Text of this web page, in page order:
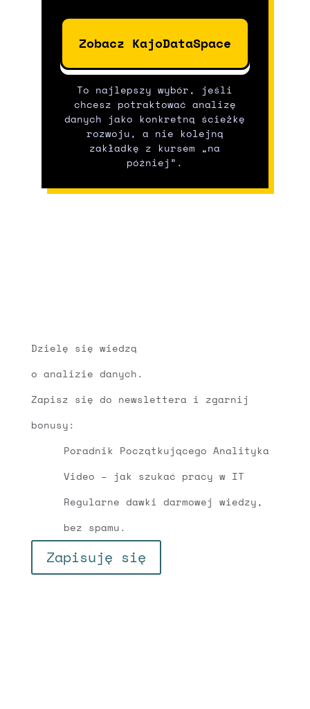
Zobacz KajoDataSpace
To najlepszy wybór, jeśli
chcesz potraktować analizę
danych jako konkretną ścieżkę
rozwoju, a nie kolejną
zakładkę z kursem „na
później”.
Dzielę się wiedzą
o analizie danych.
Zapisz się do newslettera i zgarnij
bonusy:
Poradnik Początkującego Analityka
Video – jak szukać pracy w IT
Regularne dawki darmowej wiedzy,
bez spamu.
Zapisuję się